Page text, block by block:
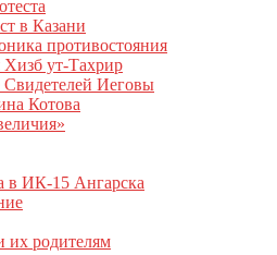
в Казани
противостояния
Хизб ут-Тахрир
Свидетелей Иеговы
Котова
в ИК-15 Ангарска
их родителям